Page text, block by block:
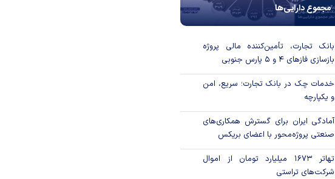
مجموع دارایی‌ها
بانک تجارت، تأمین‌کننده مالی پروژه
بازسازی فاز‌های ۴ و ۵ پارس جنوبی
خدمات چک در بانک تجارت؛ سریع، امن
و یکپارچه
آمادگی ایران برای گسترش همکاری‌های
صنعتی پروژه‌محور با اعضای بریکس
تهاتر ۱۶۷۳ میلیارد تومان از اموال
شرکت‌های تراستی